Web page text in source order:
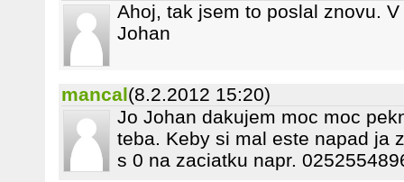
Ahoj, tak jsem to poslal znovu.
Johan
mancal(8.2.2012 15:20)
Jo Johan dakujem moc moc
teba. Keby si mal este napad ja
s 0 na zaciatku napr.